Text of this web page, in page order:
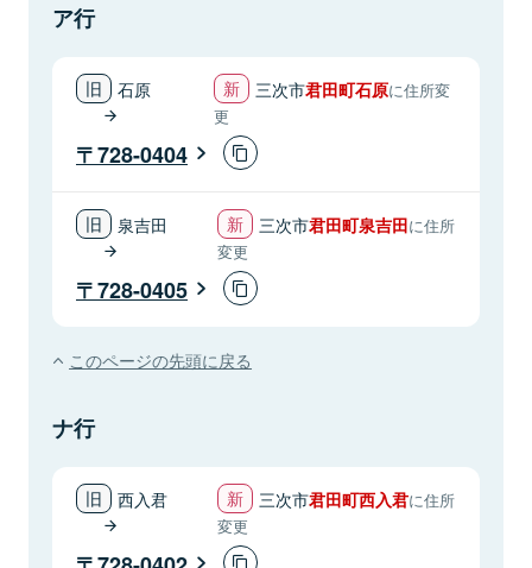
ア行
石原 三次市君田町石原に住所変
更
728-0404
泉吉田 三次市君田町泉吉田に住所
変更
728-0405
このページの先頭に戻る
ナ行
西入君 三次市君田町西入君に住所
変更